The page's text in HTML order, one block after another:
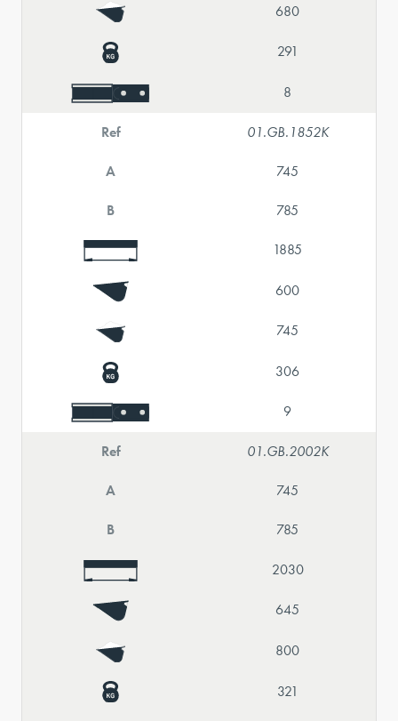
680
291
8
Ref 01.GB.1852K
A 745
B 785
1885
600
745
306
9
Ref 01.GB.2002K
A 745
B 785
2030
645
800
321